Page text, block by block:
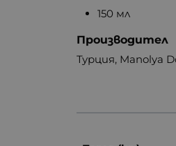
150 мл
Производител
Турция, Manolya